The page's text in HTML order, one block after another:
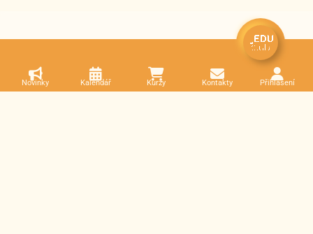
Novinky Kalendář Kurzy Kontakty Přihlášení